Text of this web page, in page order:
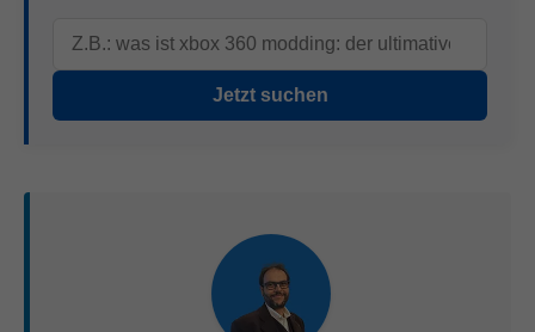
Jetzt suchen